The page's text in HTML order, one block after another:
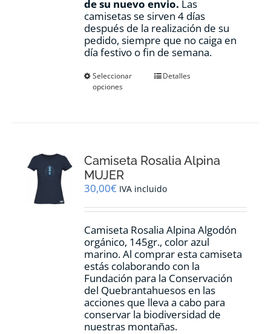
de su nuevo envio. Las
camisetas se sirven 4 días
después de la realización de su
pedido, siempre que no caiga en
día festivo o fin de semana.
Seleccionar
opciones
Este
se
elegir
la
de
producto
Detalles
Camiseta Rosalia Alpina
MUJER
30,00€ IVA incluido
Camiseta Rosalia Alpina Algodón
orgánico, 145gr., color azul
marino. Al comprar esta camiseta
estás colaborando con la
Fundación para la Conservación
del Quebrantahuesos en las
acciones que lleva a cabo para
conservar la biodiversidad de
nuestras montañas.